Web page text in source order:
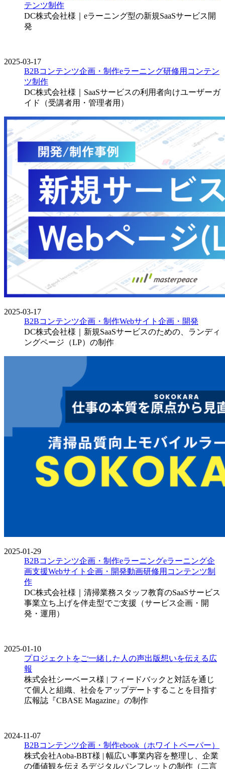
テンツ制作
DC株式会社様｜eラーニング型の新規SaaSサービス開
発
2025-03-17
B2Bコンテンツ企画・制作eラーニング研修用コンテン
ツ制作
DC株式会社様｜SaaSサービスの利用者向けユーザーガ
イド（受講者用・管理者用）
2025-03-17
B2Bコンテンツ企画・制作Webサイト企画・開発
DC株式会社様｜新規SaaSサービスのための、ランディ
ングページ（LP）の制作
2025-01-29
B2Bコンテンツ企画・制作eラーニングeラーニング企
画支援Webサイト企画・開発動画研修用コンテンツ制
作
DC株式会社様｜清掃業務スタッフ教育のSaaSサービス
事業立ち上げを伴走型でご支援（サービス企画・開
発・運用）
2025-01-10
プロジェクトをご一緒した人の声出版想いを伝える広
報
株式会社シーベース様 | フィードバックと対話を通じ
て個人と組織、社会をアップデートすることを目指す
広報誌『CBASE Magazine』の制作
2024-11-07
B2Bコンテンツ企画・制作ebook（ホワイトペーパー）
株式会社Aoba-BBT様 | 幅広い事業内容を整理し、企業
の価値観を伝えるデジタルパンフレットの制作（二言